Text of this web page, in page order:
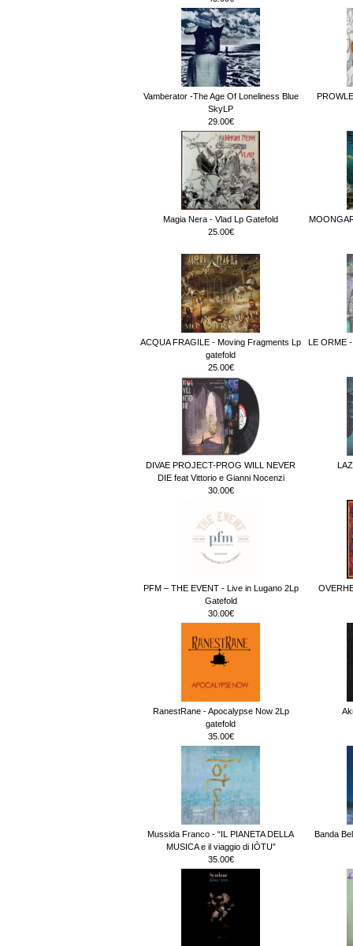
Vamberator -The Age Of Loneliness Blue
SkyLP
29.00€
Magia Nera - Vlad Lp Gatefold
25.00€
ACQUA FRAGILE - Moving Fragments Lp
gatefold
25.00€
LE ORME
DIVAE PROJECT-PROG WILL NEVER
DIE feat Vittorio e Gianni Nocenzi
30.00€
PFM – THE EVENT - Live in Lugano 2Lp
Gatefold
30.00€
RanestRane - Apocalypse Now 2Lp
gatefold
35.00€
Mussida Franco - “IL PIANETA DELLA
MUSICA e il viaggio di IÒTU”
35.00€
Banda